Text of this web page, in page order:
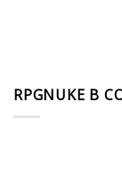
RPGNUKE В